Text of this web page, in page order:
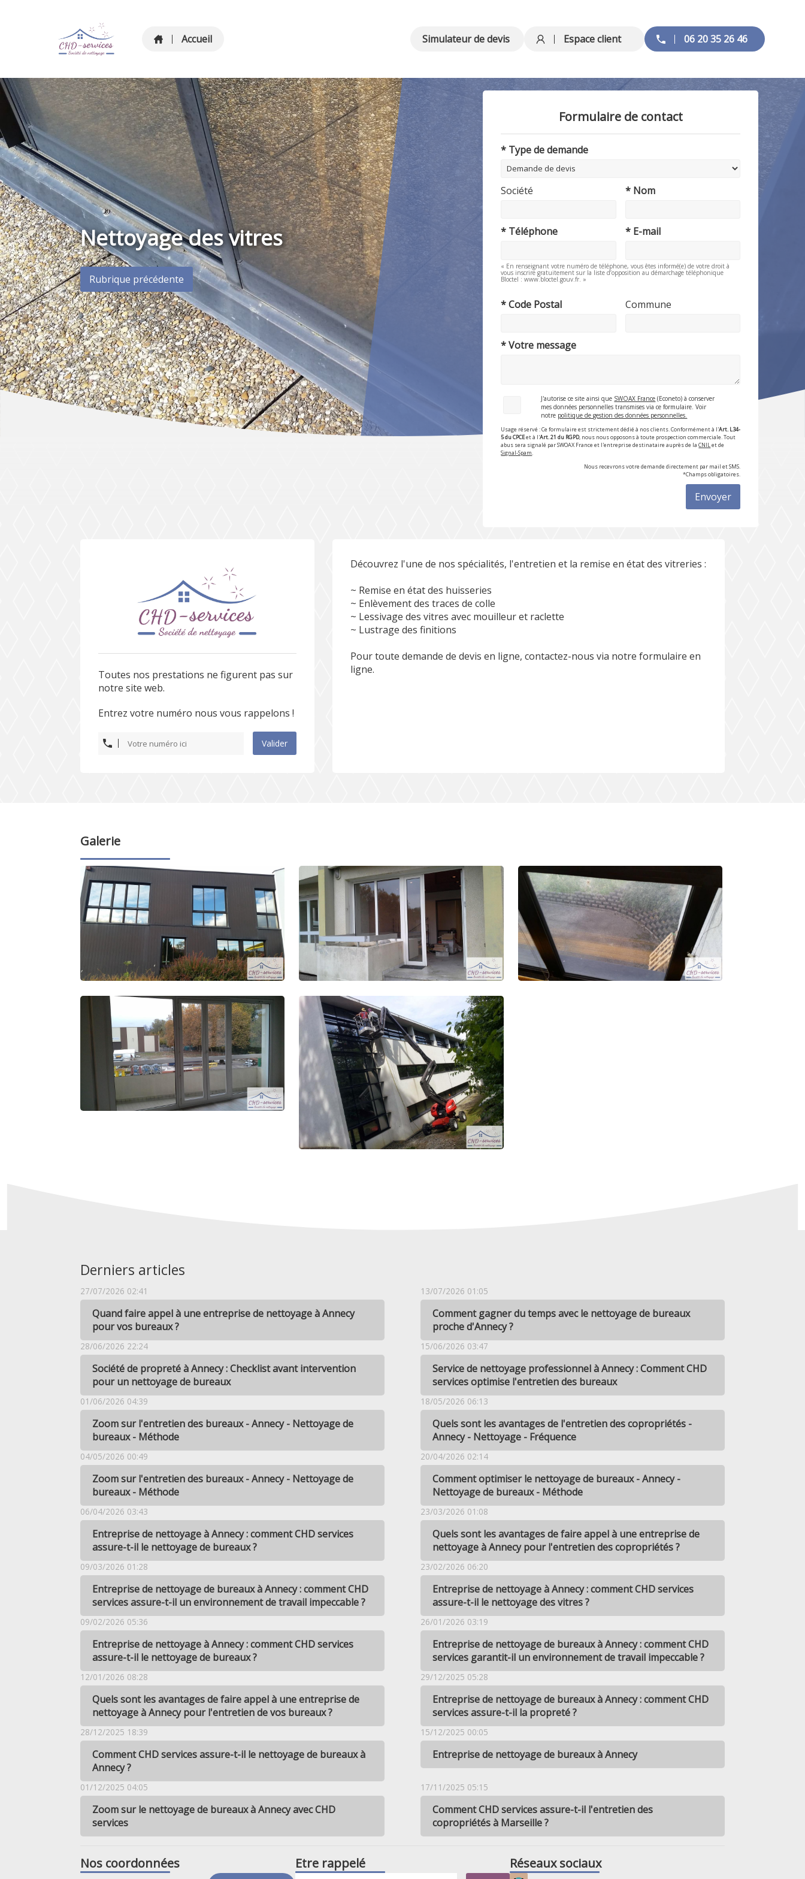
Accueil Simulateur de devis Espace client 06 20 35 26 46
Nettoyage des vitres
Rubrique précédente
Formulaire de contact
* Type de demande
Société * Nom
* Téléphone * E-mail
« En renseignant votre numéro de téléphone, vous êtes informé(e) de votre droit à
vous inscrire gratuitement sur la liste d’opposition au démarchage téléphonique
Bloctel : www.bloctel.gouv.fr. »
* Code Postal Commune
* Votre message
J'autorise ce site ainsi que SWOAX France (Econeto) à conserver
mes données personnelles transmises via ce formulaire. Voir
notre politique de gestion des données personnelles.
Usage réservé : Ce formulaire est strictement dédié à nos clients. Conformément à l'Art. L34-
5 du CPCEet à l'Art. 21 du RGPD, nous nous opposons à toute prospection commerciale. Tout
abus sera signalé par SWOAX France et l'entreprise destinataire auprès de laCNILet de
Signal-Spam.
Nous recevrons votre demande directement par mail et SMS.
*Champs obligatoires.
Envoyer
Toutes nos prestations ne figurent pas sur
notre site web.
Entrez votre numéro nous vous rappelons !
Valider
Découvrez l'une de nos spécialités, l'entretien et la remise en état des vitreries :
~ Remise en état des huisseries
~ Enlèvement des traces de colle
~ Lessivage des vitres avec mouilleur et raclette
~ Lustrage des finitions
Pour toute demande de devis en ligne, contactez-nous via notre formulaire en
ligne.
Galerie
Derniers articles
27/07/2026 02:41
Quand faire appel à une entreprise de nettoyage à Annecy
pour vos bureaux ?
13/07/2026 01:05
Comment gagner du temps avec le nettoyage de bureaux
proche d'Annecy ?
28/06/2026 22:24
Société de propreté à Annecy : Checklist avant intervention
pour un nettoyage de bureaux
15/06/2026 03:47
Service de nettoyage professionnel à Annecy : Comment CHD
services optimise l'entretien des bureaux
01/06/2026 04:39
Zoom sur l'entretien des bureaux - Annecy - Nettoyage de
bureaux - Méthode
18/05/2026 06:13
Quels sont les avantages de l'entretien des copropriétés -
Annecy - Nettoyage - Fréquence
04/05/2026 00:49
Zoom sur l'entretien des bureaux - Annecy - Nettoyage de
bureaux - Méthode
20/04/2026 02:14
Comment optimiser le nettoyage de bureaux - Annecy -
Nettoyage de bureaux - Méthode
06/04/2026 03:43
Entreprise de nettoyage à Annecy : comment CHD services
assure-t-il le nettoyage de bureaux ?
23/03/2026 01:08
Quels sont les avantages de faire appel à une entreprise de
nettoyage à Annecy pour l'entretien des copropriétés ?
09/03/2026 01:28
Entreprise de nettoyage de bureaux à Annecy : comment CHD
services assure-t-il un environnement de travail impeccable ?
23/02/2026 06:20
Entreprise de nettoyage à Annecy : comment CHD services
assure-t-il le nettoyage des vitres ?
09/02/2026 05:36
Entreprise de nettoyage à Annecy : comment CHD services
assure-t-il le nettoyage de bureaux ?
26/01/2026 03:19
Entreprise de nettoyage de bureaux à Annecy : comment CHD
services garantit-il un environnement de travail impeccable ?
12/01/2026 08:28
Quels sont les avantages de faire appel à une entreprise de
nettoyage à Annecy pour l'entretien de vos bureaux ?
29/12/2025 05:28
Entreprise de nettoyage de bureaux à Annecy : comment CHD
services assure-t-il la propreté ?
28/12/2025 18:39
Comment CHD services assure-t-il le nettoyage de bureaux à
Annecy ?
15/12/2025 00:05
Entreprise de nettoyage de bureaux à Annecy
01/12/2025 04:05
Zoom sur le nettoyage de bureaux à Annecy avec CHD
services
17/11/2025 05:15
Comment CHD services assure-t-il l'entretien des
copropriétés à Marseille ?
Nos coordonnées Etre rappelé Réseaux sociaux